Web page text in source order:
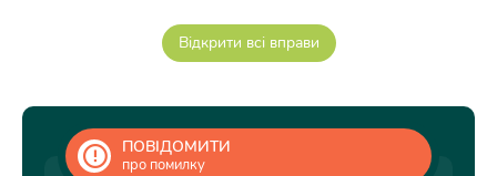
ПОВІДОМИТИ
про помилку